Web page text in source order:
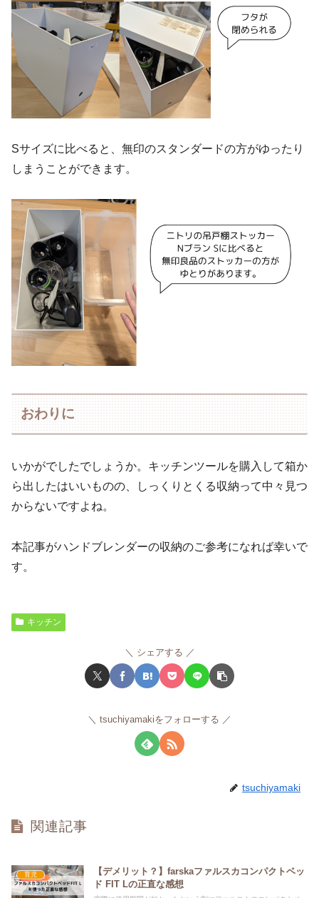
Sサイズに比べると、無印のスタンダードの方がゆったり
しまうことができます。
おわりに
いかがでしたでしょうか。キッチンツールを購入して箱か
ら出したはいいものの、しっくりとくる収納って中々見つ
からないですよね。
本記事がハンドブレンダーの収納のご参考になれば幸いで
す。
キッチン
シェアする
tsuchiyamakiをフォローする
tsuchiyamaki
関連記事
育児
【デメリット？】farskaファルスカコンパクトベッ
ド FIT Lの正直な感想